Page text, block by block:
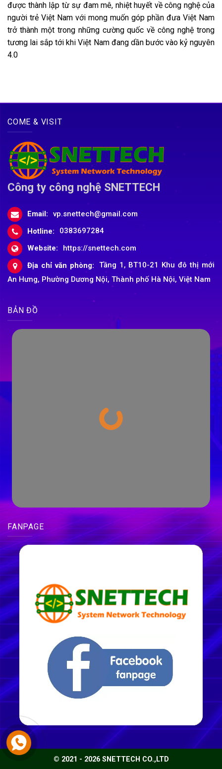
được thành lập từ sự đam mê, nhiệt huyết về công nghệ của
người trẻ Việt Nam với mong muốn góp phần đưa Việt Nam
trở thành một trong những cường quốc về công nghệ trong
tương lai sắp tới khi Việt Nam đang dần bước vào kỷ nguyên
4.0
COME & VISIT
Công ty công nghệ SNETTECH
Email:
vp.snettech@gmail.com
Hotline:
0383697284
Website:
https://snettech.com
Địa chỉ văn phòng:
Tầng 1, BT10-21 Khu đô thị mới
An Hưng, Phường Dương Nội, Thành phố Hà Nội, Việt Nam
BẢN ĐỒ
FANPAGE
© 2021 - 2026 SNETTECH CO.,LTD